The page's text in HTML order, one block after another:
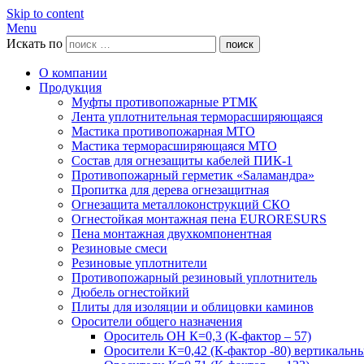
Skip to content
Menu
Искать по
поиск
О компании
Продукция
Муфты противопожарные РТМК
Лента уплотнительная терморасширяющаяся
Мастика противопожарная МТО
Мастика терморасширяющаяся МТО
Состав для огнезащиты кабелей ПИК-1
Противопожарный герметик «Sаламандра»
Пропитка для дерева огнезащитная
Огнезащита металлоконструкций СКО
Огнестойкая монтажная пена EURORESURS
Пена монтажная двухкомпонентная
Резиновые смеси
Резиновые уплотнители
Противопожарный резиновый уплотнитель
Дюбель огнестойкий
Плиты для изоляции и облицовки каминов
Оросители общего назначения
Ороситель ОН К=0,3 (К-фактор – 57)
Оросители К=0,42 (К-фактор -80)